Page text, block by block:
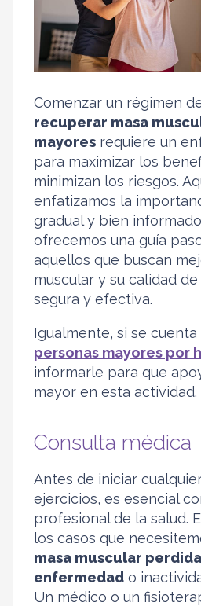
Comenzar un régimen
recuperar masa
mayores requiere un
para maximizar los
minimizan los riesgos.
enfatizamos la
gradual y bien
ofrecemos una guía
aquellos que buscan
muscular y su calidad
segura y efectiva.
Igualmente, si se cuenta
personas mayores por
informarle para que
mayor en esta actividad.
Consulta médica
Antes de iniciar
ejercicios, es esencial
profesional de la salud.
los casos que
masa muscular
enfermedad o
Un médico o un